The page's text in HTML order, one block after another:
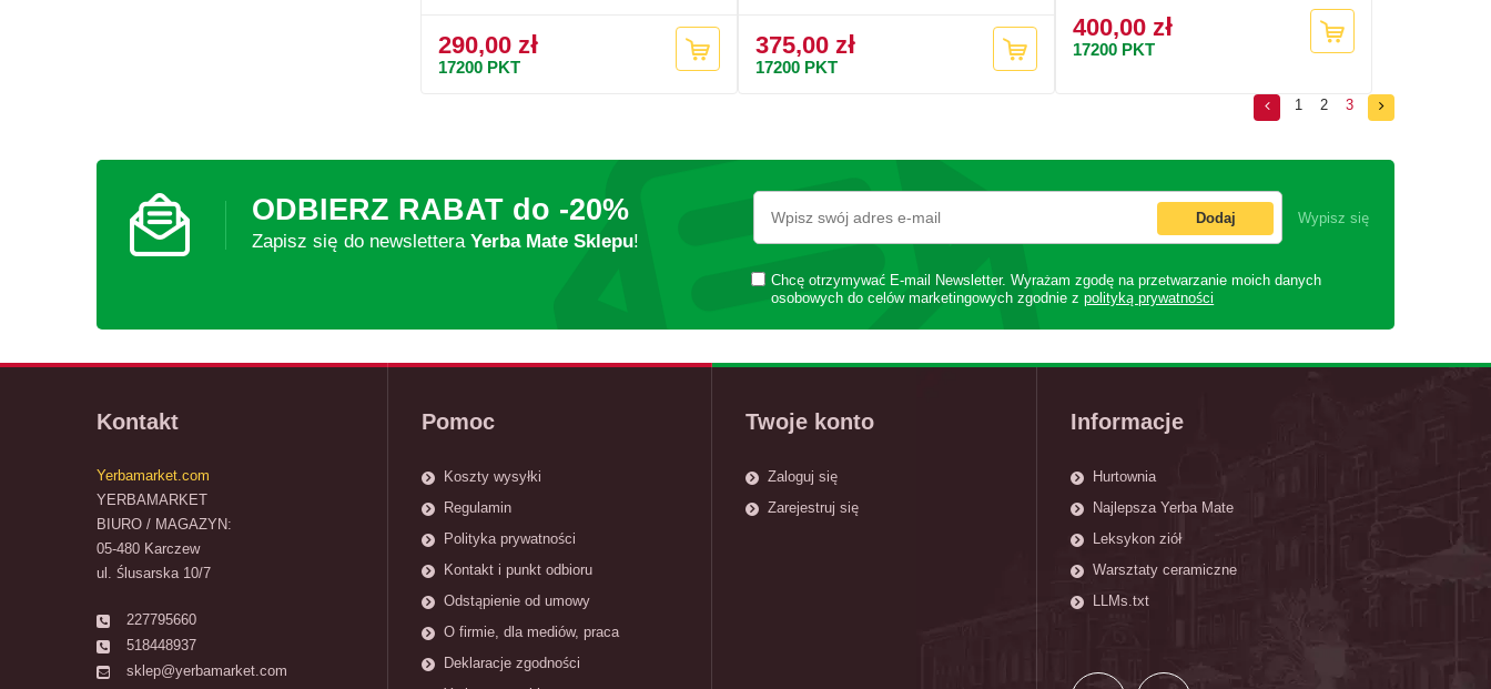
290,00 zł
17200 PKT
375,00 zł
17200 PKT
400,00 zł
17200 PKT
1 2 3
ODBIERZ RABAT do -20%
Zapisz się do newslettera Yerba Mate Sklepu!
Dodaj Wypisz się
Chcę otrzymywać E-mail Newsletter. Wyrażam zgodę na przetwarzanie moich danych
osobowych do celów marketingowych zgodnie zpolityką prywatności
Kontakt
Yerbamarket.com
YERBAMARKET
BIURO / MAGAZYN:
05-480 Karczew
ul. Ślusarska 10/7
227795660
518448937
sklep@yerbamarket.com
Pomoc
Koszty wysyłki
Regulamin
Polityka prywatności
Kontakt i punkt odbioru
Odstąpienie od umowy
O firmie, dla mediów, praca
Deklaracje zgodności
Twoje konto
Zaloguj się
Zarejestruj się
Informacje
Hurtownia
Najlepsza Yerba Mate
Leksykon ziół
Warsztaty ceramiczne
LLMs.txt